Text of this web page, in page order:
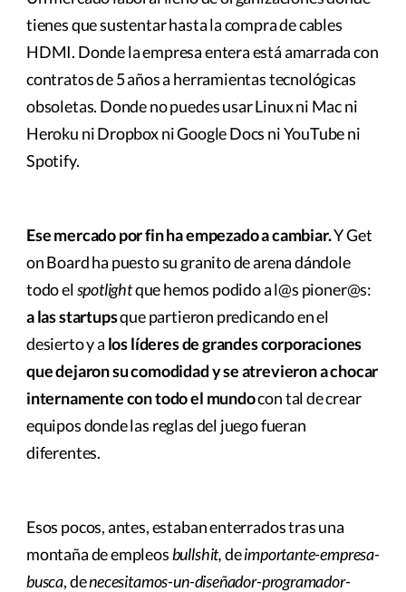
tienes que sustentar hasta la compra de cables
HDMI. Donde la empresa entera está amarrada con
contratos de 5 años a herramientas tecnológicas
obsoletas. Donde no puedes usar Linux ni Mac ni
Heroku ni Dropbox ni Google Docs ni YouTube ni
Spotify.
Ese mercado por fin ha empezado a cambiar.Y Get
on Board ha puesto su granito de arena dándole
todo elspotlightque hemos podido a l@s pioner@s:
a las startupsque partieron predicando en el
desierto y a los líderes de grandes corporaciones
que dejaron su comodidad y se atrevieron a chocar
internamente con todo el mundocon tal de crear
equipos donde las reglas del juego fueran
diferentes.
Esos pocos, antes, estaban enterrados tras una
montaña de empleosbullshit,deimportante-empresa-
busca, denecesitamos-un-diseñador-programador-